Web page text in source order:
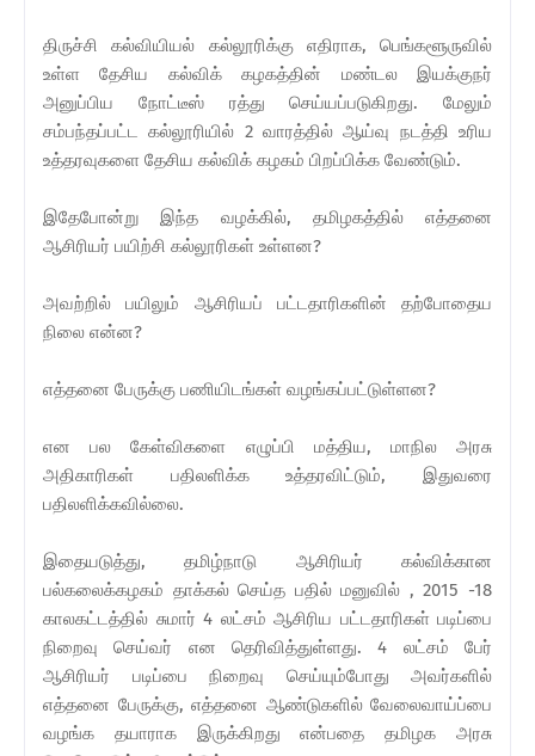
திருச்சி கல்வியியல் கல்லூரிக்கு எதிராக, பெங்களூருவில்
உள்ள தேசிய கல்விக் கழகத்தின் மண்டல இயக்குநர்
அனுப்பிய நோட்டீஸ் ரத்து செய்யப்படுகிறது. மேலும்
சம்பந்தப்பட்ட கல்லூரியில் 2 வாரத்தில் ஆய்வு நடத்தி உரிய
உத்தரவுகளை தேசிய கல்விக் கழகம் பிறப்பிக்க வேண்டும்.
இதேபோன்று இந்த வழக்கில், தமிழகத்தில் எத்தனை
ஆசிரியர் பயிற்சி கல்லூரிகள் உள்ளன?
அவற்றில் பயிலும் ஆசிரியப் பட்டதாரிகளின் தற்போதைய
நிலை என்ன?
எத்தனை பேருக்கு பணியிடங்கள் வழங்கப்பட்டுள்ளன?
என பல கேள்விகளை எழுப்பி மத்திய, மாநில அரசு
அதிகாரிகள் பதிலளிக்க உத்தரவிட்டும், இதுவரை
பதிலளிக்கவில்லை.
இதையடுத்து, தமிழ்நாடு ஆசிரியர் கல்விக்கான
பல்கலைக்கழகம் தாக்கல் செய்த பதில் மனுவில் , 2015 -18
காலகட்டத்தில் சுமார் 4 லட்சம் ஆசிரிய பட்டதாரிகள் படிப்பை
நிறைவு செய்வர் என தெரிவித்துள்ளது. 4 லட்சம் பேர்
ஆசிரியர் படிப்பை நிறைவு செய்யும்போது அவர்களில்
எத்தனை பேருக்கு, எத்தனை ஆண்டுகளில் வேலைவாய்ப்பை
வழங்க தயாராக இருக்கிறது என்பதை தமிழக அரசு